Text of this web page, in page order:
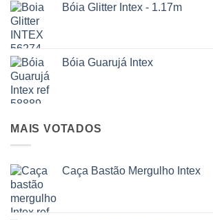
Bóia Glitter Intex - 1.17m
Bóia Guarujá Intex
MAIS VOTADOS
Caça Bastão Mergulho Intex